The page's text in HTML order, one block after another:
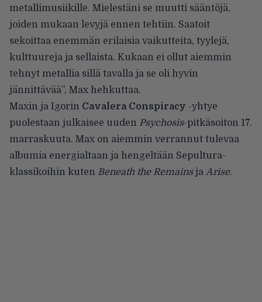
metallimusiikille. Mielestäni se muutti sääntöjä,
joiden mukaan levyjä ennen tehtiin. Saatoit
sekoittaa enemmän erilaisia vaikutteita, tyylejä,
kulttuureja ja sellaista. Kukaan ei ollut aiemmin
tehnyt metallia sillä tavalla ja se oli hyvin
jännittävää”, Max hehkuttaa.
Maxin ja Igorin Cavalera Conspiracy -yhtye
puolestaan julkaisee uuden Psychosis-pitkäsoiton 17.
marraskuuta. Max on aiemmin verrannut tulevaa
albumia energialtaan ja hengeltään Sepultura-
klassikoihin kuten Beneath the Remainsja Arise.